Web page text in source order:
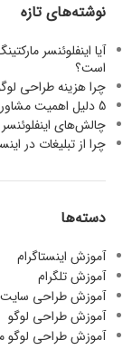
نوشته‌های تازه
آیا اینفلوئنسر
است؟
چرا هزینه طراحی
5 دلیل اهمیت مشاوره تبلیغات در اینستاگرام
چالش‌های اینفلوئنسر
چرا از تبلیغات در
دسته‌ها
آموزش اینستاگرام
آموزش تلگرام
آموزش طراحی
آموزش طراحی لوگو
آموزش طراحی لوگو